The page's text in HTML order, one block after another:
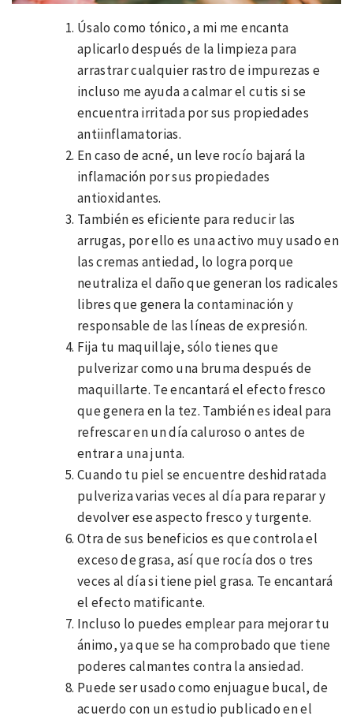
Úsalo como tónico, a mi me encanta
aplicarlo después de la limpieza para
arrastrar cualquier rastro de impurezas e
incluso me ayuda a calmar el cutis si se
encuentra irritada por sus propiedades
antiinflamatorias.
En caso de acné, un leve rocío bajará la
inflamación por sus propiedades
antioxidantes.
También es eficiente para reducir las
arrugas, por ello es una activo muy usado en
las cremas antiedad, lo logra porque
neutraliza el daño que generan los radicales
libres que genera la contaminación y
responsable de las líneas de expresión.
Fija tu maquillaje, sólo tienes que
pulverizar como una bruma después de
maquillarte. Te encantará el efecto fresco
que genera en la tez. También es ideal para
refrescar en un día caluroso o antes de
entrar a una junta.
Cuando tu piel se encuentre deshidratada
pulveriza varias veces al día para reparar y
devolver ese aspecto fresco y turgente.
Otra de sus beneficios es que controla el
exceso de grasa, así que rocía dos o tres
veces al día si tiene piel grasa. Te encantará
el efecto matificante.
Incluso lo puedes emplear para mejorar tu
ánimo, ya que se ha comprobado que tiene
poderes calmantes contra la ansiedad.
Puede ser usado como enjuague bucal, de
acuerdo con un estudio publicado en el